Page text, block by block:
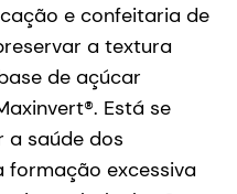
e confeitaria de
a textura
de açúcar
Está se
saúde dos
formação excessiva